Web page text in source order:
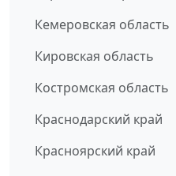
Кемеровская область
Кировская область
Костромская область
Краснодарский край
Красноярский край